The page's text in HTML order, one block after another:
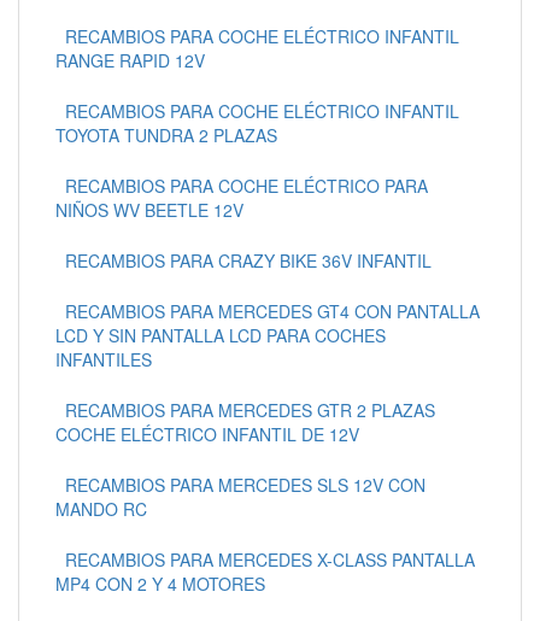
RECAMBIOS PARA COCHE ELÉCTRICO INFANTIL
RANGE RAPID 12V
RECAMBIOS PARA COCHE ELÉCTRICO INFANTIL
TOYOTA TUNDRA 2 PLAZAS
RECAMBIOS PARA COCHE ELÉCTRICO PARA
NIÑOS WV BEETLE 12V
RECAMBIOS PARA CRAZY BIKE 36V INFANTIL
RECAMBIOS PARA MERCEDES GT4 CON PANTALLA
LCD Y SIN PANTALLA LCD PARA COCHES
INFANTILES
RECAMBIOS PARA MERCEDES GTR 2 PLAZAS
COCHE ELÉCTRICO INFANTIL DE 12V
RECAMBIOS PARA MERCEDES SLS 12V CON
MANDO RC
RECAMBIOS PARA MERCEDES X-CLASS PANTALLA
MP4 CON 2 Y 4 MOTORES